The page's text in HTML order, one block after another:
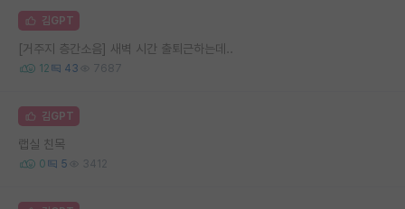
김GPT
[거주지 층간소음] 새벽 시간 출퇴근하는데..
12 43 7687
김GPT
랩실 친목
0 5 3412